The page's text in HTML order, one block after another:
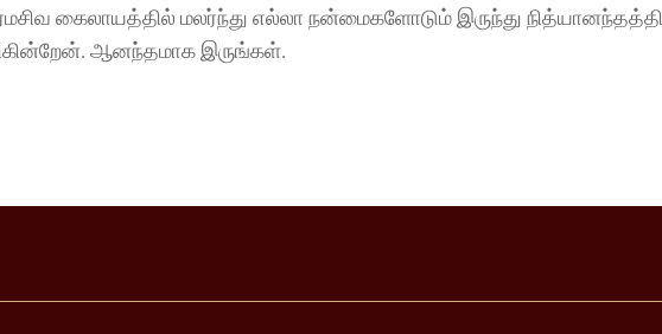
பரமசிவ கைலாயத்தில் மலர்ந்து எல்லா நன்மைகளோடும் இருந்து
ஆனந்தமாக இருங்கள்.